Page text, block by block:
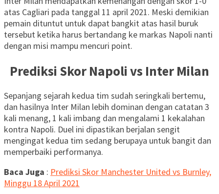
atas Cagliari pada tanggal 11 april 2021. Meski demikian
pemain dituntut untuk dapat bangkit atas hasil buruk
tersebut ketika harus bertandang ke markas Napoli nanti
dengan misi mampu mencuri point.
Prediksi Skor Napoli vs Inter Milan
Sepanjang sejarah kedua tim sudah seringkali bertemu,
dan hasilnya Inter Milan lebih dominan dengan catatan 3
kali menang, 1 kali imbang dan mengalami 1 kekalahan
kontra Napoli. Duel ini dipastikan berjalan sengit
mengingat kedua tim sedang berupaya untuk bangit dan
memperbaiki performanya.
Baca Juga : Prediksi Skor Manchester United vs Burnley,
Minggu 18 April 2021